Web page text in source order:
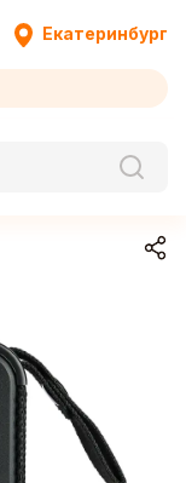
Екатеринбург